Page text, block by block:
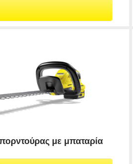
με μπαταρία